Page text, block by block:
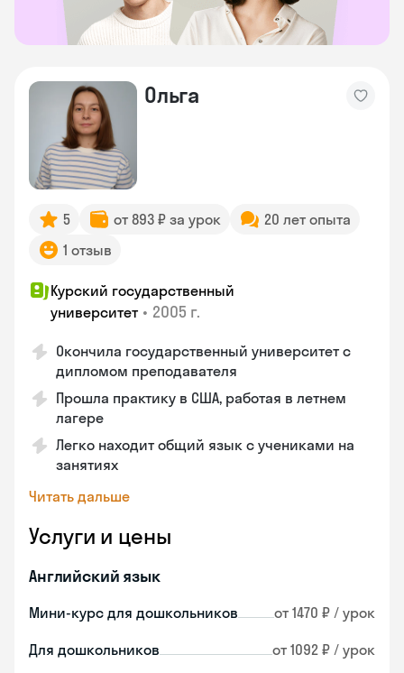
Ольга
5 от 893 ₽ за урок
20 лет опыта
1 отзыв
Курский государственный
университет • 2005 г.
Окончила государственный университет с
дипломом преподавателя
Прошла практику в США, работая в летнем
лагере
Легко находит общий язык с учениками на
занятиях
Читать дальше
Услуги и цены
Английский язык
Мини-курс для дошкольников от 1470 ₽ / урок
Для дошкольников от 1092 ₽ / урок